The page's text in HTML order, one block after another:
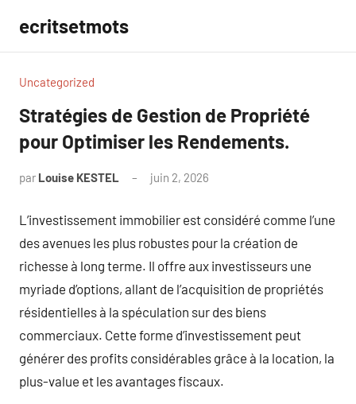
contenu
ecritsetmots
Uncategorized
Stratégies de Gestion de Propriété
pour Optimiser les Rendements.
par Louise KESTEL juin 2, 2026
L’investissement immobilier est considéré comme l’une
des avenues les plus robustes pour la création de
richesse à long terme. Il offre aux investisseurs une
myriade d’options, allant de l’acquisition de propriétés
résidentielles à la spéculation sur des biens
commerciaux. Cette forme d’investissement peut
générer des profits considérables grâce à la location, la
plus-value et les avantages fiscaux.